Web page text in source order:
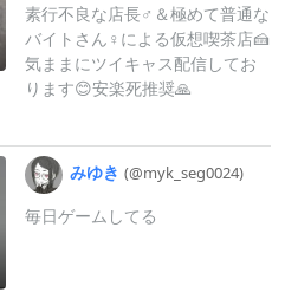
素行不良な店長♂️＆極めて普通な
バイトさん♀️による仮想喫茶店🍰
気ままにツイキャス配信してお
ります😊安楽死推奨🙏
みゆき (@myk_ seg0024)
毎日ゲームしてる